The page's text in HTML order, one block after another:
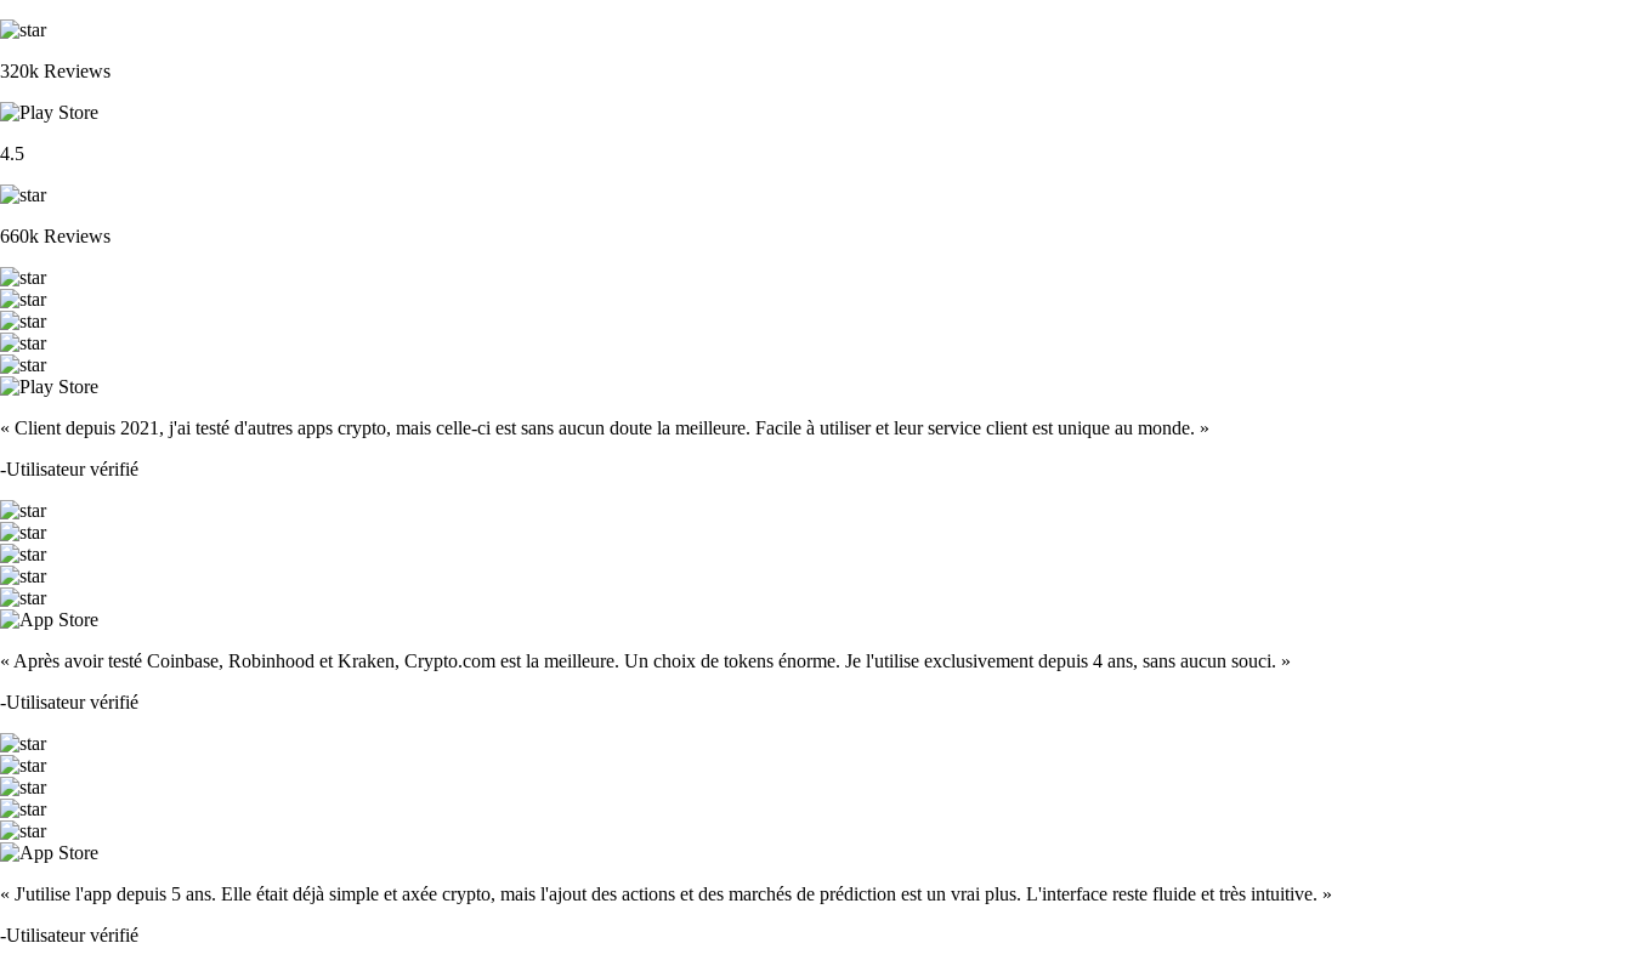
320k Reviews
4.5
660k Reviews
« Client depuis 2021, j'ai testé d'autres apps crypto, mais celle-ci est sans aucun doute la meilleure. Facile à utiliser et leur service client est unique au monde. »
-Utilisateur vérifié
« Après avoir testé Coinbase, Robinhood et Kraken, Crypto.com est la meilleure. Un choix de tokens énorme. Je l'utilise exclusivement depuis 4 ans, sans aucun souci. »
-Utilisateur vérifié
« J'utilise l'app depuis 5 ans. Elle était déjà simple et axée crypto, mais l'ajout des actions et des marchés de prédiction est un vrai plus. L'interface reste fluide et très intuitive. »
-Utilisateur vérifié